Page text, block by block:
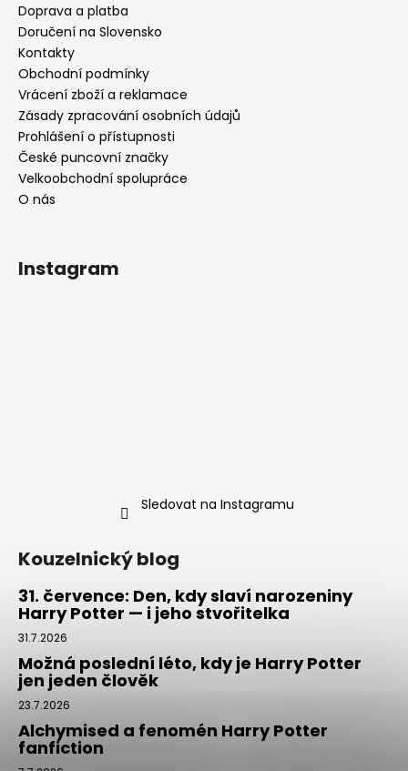
Doprava a platba
Doručení na Slovensko
Kontakty
Obchodní podmínky
Vrácení zboží a reklamace
Zásady zpracování osobních údajů
Prohlášení o přístupnosti
České puncovní značky
Velkoobchodní spolupráce
O nás
Instagram
Sledovat na Instagramu
Kouzelnický blog
31. července: Den, kdy slaví narozeniny
Harry Potter — i jeho stvořitelka
31.7.2026
Možná poslední léto, kdy je Harry Potter
jen jeden člověk
23.7.2026
Alchymised a fenomén Harry Potter
fanfiction